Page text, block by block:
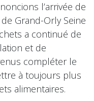
l’arrivée de
Grand-Orly Seine
a continué de
et de
compléter le
à toujours plus
alimentaires.